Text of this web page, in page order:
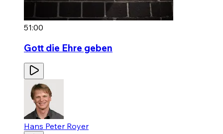
51:00
Gott die Ehre geben
Hans Peter Royer